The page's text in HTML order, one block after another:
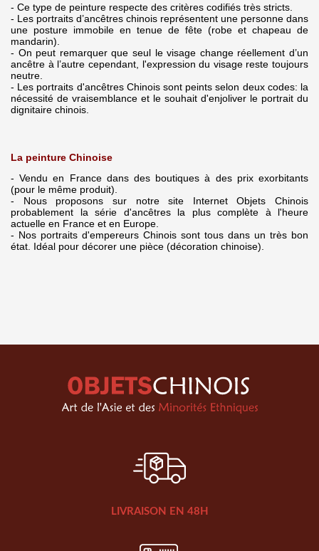
- Ce type de peinture respecte des critères codifiés très stricts.
- Les portraits d’ancêtres chinois représentent une personne dans
une posture immobile en tenue de fête (robe et chapeau de
mandarin).
- On peut remarquer que seul le visage change réellement d’un
ancêtre à l’autre cependant, l'expression du visage reste toujours
neutre.
- Les portraits d'ancêtres Chinois sont peints selon deux codes: la
nécessité de vraisemblance et le souhait d'enjoliver le portrait du
dignitaire chinois.
La peinture Chinoise
- Vendu en France dans des boutiques à des prix exorbitants
(pour le même produit).
- Nous proposons sur notre site Internet Objets Chinois
probablement la série d'ancêtres la plus complète à l'heure
actuelle en France et en Europe.
- Nos portraits d'empereurs Chinois sont tous dans un très bon
état. Idéal pour décorer une pièce (décoration chinoise).
LIVRAISON EN 48H